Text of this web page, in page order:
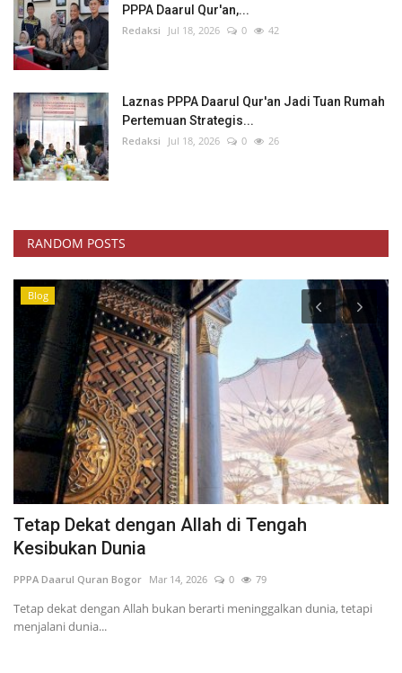
PPPA Daarul Qur'an,...
Redaksi Jul 18, 2026 0 42
Laznas PPPA Daarul Qur'an Jadi Tuan Rumah
Pertemuan Strategis...
Redaksi Jul 18, 2026 0 26
RANDOM POSTS
Blog
Tetap Dekat dengan Allah di Tengah
Kesibukan Dunia
PPPA Daarul Quran Bogor Mar 14, 2026 0 79
Tetap dekat dengan Allah bukan berarti meninggalkan dunia, tetapi
menjalani dunia...